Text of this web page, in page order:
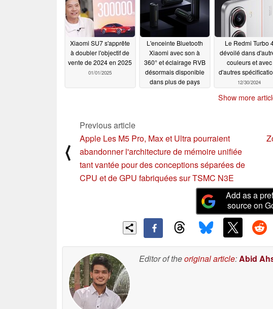
Xiaomi SU7 s'apprête
à doubler l'objectif de
vente de 2024 en 2025
01/01/2025
L'enceinte Bluetooth
Xiaomi avec son à
360° et éclairage RVB
désormais disponible
dans plus de pays
Le Redmi Turbo
dévoilé dans
couleurs et avec
d'autres
12/30/2024
Show more
⟨
Previous article
Apple Les M5 Pro, Max et Ultra pourraient
abandonner l'architecture de mémoire unifiée
tant vantée pour des conceptions séparées de
CPU et de GPU fabriquées sur TSMC N3E
Add as a
source on
Editor of theoriginal article:Abid